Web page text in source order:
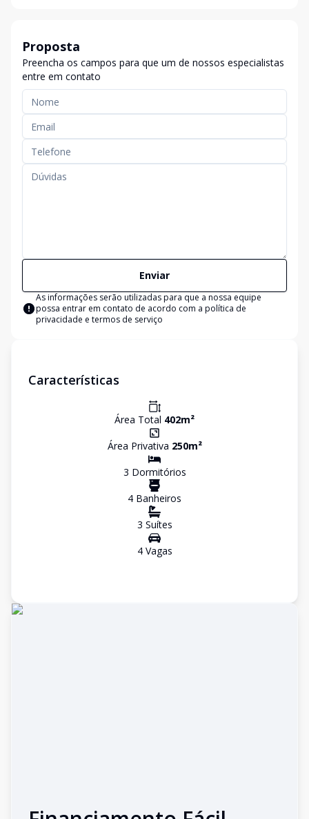
Proposta
Preencha os campos para que um de nossos especialistas
entre em contato
Enviar
As informações serão utilizadas para que a nossa equipe
possa entrar em contato de acordo com a política de
privacidade e termos de serviço
Características
Área Total 402m²
Área Privativa 250m²
3 Dormitórios
4 Banheiros
3 Suítes
4Vagas